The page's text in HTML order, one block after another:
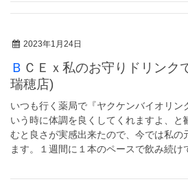
2023年1月24日
ＢＣＥｘ私のお守りドリンクです。(中央薬品
瑞穂店)
いつも行く薬局で『ヤクケンバイオリン
いう時に体調を良くしてくれますよ、と
むと良さが実感出来たので、今では私の
ます。１週間に１本のペースで飲み続